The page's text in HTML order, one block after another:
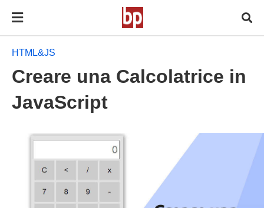
HTML&JS
Creare una Calcolatrice in
JavaScript